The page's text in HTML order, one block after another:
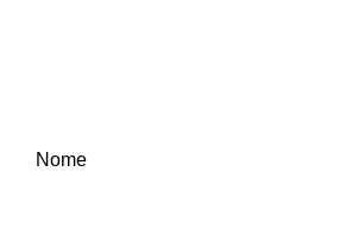
Nome